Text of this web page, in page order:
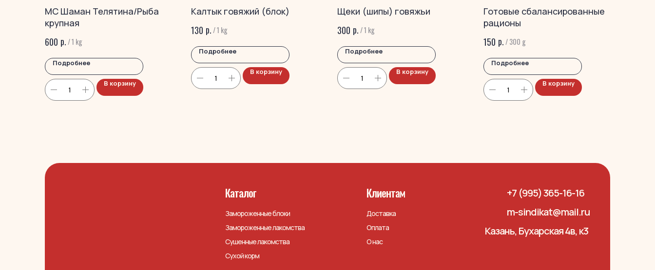
МС Шаман Телятина/Рыба
крупная
600 р./1 kg
Подробнее
В корзину
Калтык гoвяжий (блок)
130 р./1 kg
Подробнее
В корзину
Щеки (шипы) говяжьи
300 р./1 kg
Подробнее
В корзину
Готовые сбалансированные
рационы
150 р./300 g
Подробнее
В корзину
+7 (995) 365-16-16
m-sindikat@mail.ru
Казань, Бухарская 4в, к3
О нас
Оплата
Доставка
Сухой корм
Сушенные лакомства
Замороженные лакомства
Замороженные блоки
Каталог Клиентам